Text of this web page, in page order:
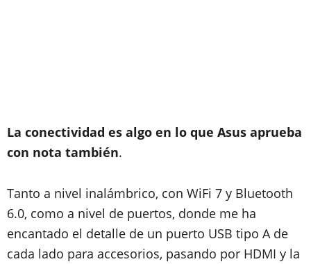
La conectividad es algo en lo que Asus aprueba
con nota también.
Tanto a nivel inalámbrico, con WiFi 7 y Bluetooth
6.0, como a nivel de puertos, donde me ha
encantado el detalle de un puerto USB tipo A de
cada lado para accesorios, pasando por HDMI y la